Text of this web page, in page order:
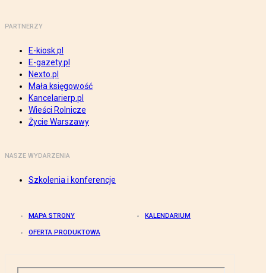
PARTNERZY
E-kiosk.pl
E-gazety.pl
Nexto.pl
Mała księgowość
Kancelarierp.pl
Wieści Rolnicze
Życie Warszawy
NASZE WYDARZENIA
Szkolenia i konferencje
MAPA STRONY KALENDARIUM
OFERTA PRODUKTOWA